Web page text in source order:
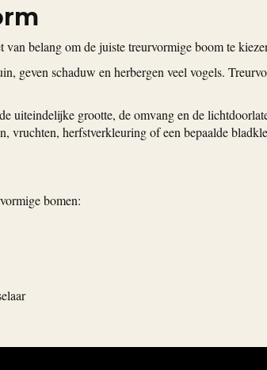
belang om de juiste treurvormige boom te
geven schaduw en herbergen veel vogels.
uiteindelijke grootte, de omvang en de
vruchten, herfstverkleuring of een bepaalde
bomen: